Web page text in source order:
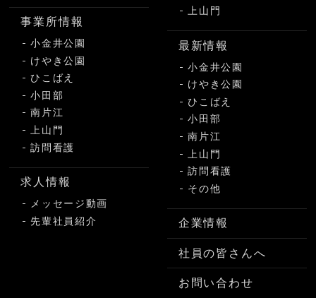
事業所情報
小金井公園
けやき公園
ひこばえ
小田部
南片江
上山門
訪問看護
求人情報
メッセージ動画
先輩社員紹介
上山門
最新情報
小金井公園
けやき公園
ひこばえ
小田部
南片江
上山門
訪問看護
その他
企業情報
社員の皆さんへ
お問い合わせ